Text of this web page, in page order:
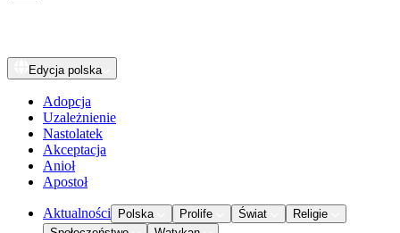
Edycja polska
Adopcja
Uzależnienie
Nastolatek
Akceptacja
Anioł
Apostoł
Aktualności Polska Prolife Świat
Religie